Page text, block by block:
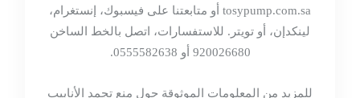
tosypump.com.sa أو متابعتنا على فيسبوك، إنستغرام،
لينكدإن، أو تويتر . للاستفسارات، اتصل بالخط الساخن
920026680 أو 0555582638.
للمزيد من المعلومات الموثوقة حول منع تجمد الأنابيب